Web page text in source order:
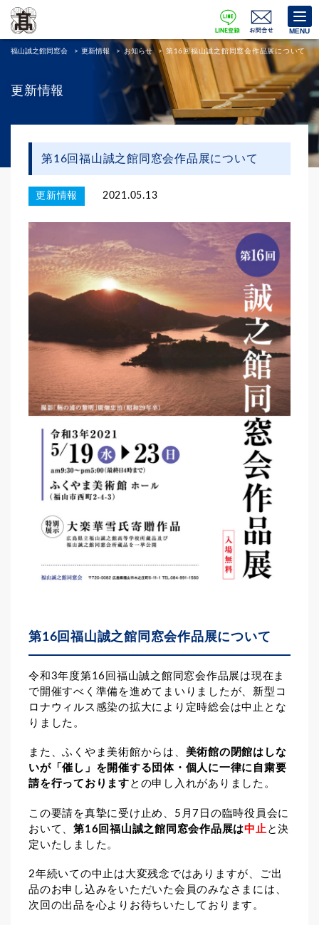
MENU
福山誠之館同窓会 > 更新情報 > お知らせ > 第16回福山誠之館同窓会作品展について
更新情報
第16回福山誠之館同窓会作品展について
更新情報 2021.05.13
第16回福山誠之館同窓会作品展について
令和3年度第16回福山誠之館同窓会作品展は現在ま
で開催すべく準備を進めてまいりましたが、新型コ
ロナウィルス感染の拡大により定時総会は中止とな
りました。
また、ふくやま美術館からは、 美術館の閉館はしな
いが「催し」を開催する団体・個人に一律に自粛要
請を行っております との申し入れがありました。
この要請を真摯に受け止め、5月7日の臨時役員会に
おいて、 第16回福山誠之館同窓会作品展は中止 と決
定いたしました。
2年続いての中止は大変残念ではありますが、ご出
品のお申し込みをいただいた会員のみなさまには、
次回の出品を心よりお待ちいたしております。